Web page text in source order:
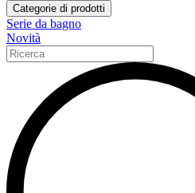
Categorie di prodotti
Serie da bagno
Novità